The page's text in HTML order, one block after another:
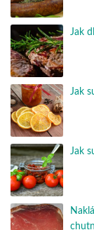
Jak
Jak
Jak